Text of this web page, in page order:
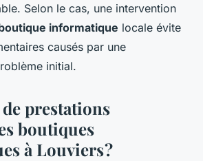
Selon le cas, une intervention
informatique locale évite
causés par une
initial.
prestations
boutiques
à Louviers ?